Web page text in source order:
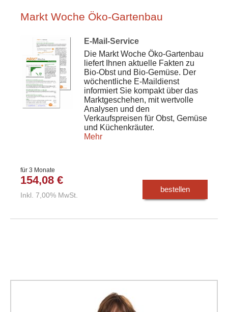
Markt Woche Öko-Gartenbau
E-Mail-Service
Die Markt Woche Öko-Gartenbau
liefert Ihnen aktuelle Fakten zu
Bio-Obst und Bio-Gemüse. Der
wöchentliche E-Maildienst
informiert Sie kompakt über das
Marktgeschehen, mit wertvolle
Analysen und den
Verkaufspreisen für Obst, Gemüse
und Küchenkräuter.
Mehr
für 3 Monate
154,08 €
Inkl. 7,00% MwSt.
bestellen